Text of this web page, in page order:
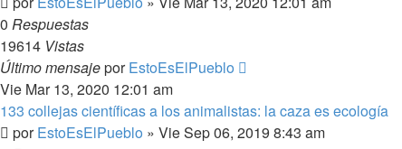
0 Respuestas
19614 Vistas
Último mensajeporEstoEsElPueblo
Vie Mar 13, 2020 12:01 am
133 collejas científicas a los animalistas: la caza es ecología
porEstoEsElPueblo » Vie Sep 06, 2019 8:43 am